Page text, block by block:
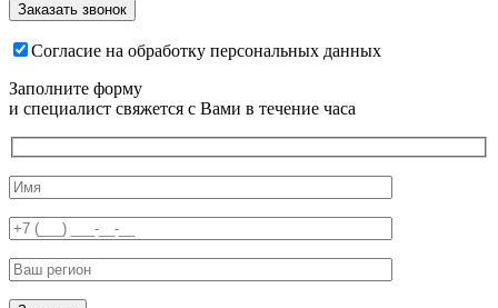
Согласие на обработку персональных данных
Заполните форму
и специалист свяжется с Вами в течение часа